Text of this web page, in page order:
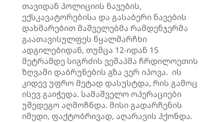
თავიდან პოლიციის ნავების,
ექსკავატორებისა და გასაბერი ნავების
დახმარებით მაშველებმა რამდენჯერმა
გაათავისულფეს წყალმარჩხი
ადგილებიდან, თუმცა 12-იდან 15
მეტრამდე სიგრძის ვეშაპმა ჩრდილოეთის
ზღვაში დაბრუნების გზა ვერ იპოვა. ის
კიდევ უფრო მეტად დასუსტდა, რის გამოც
ისევ გაიჭედა. სამაშველო ოპერაციები
უშედეგო აღმოჩნდა. მისი გადარჩენის
იმედი, ფაქტობრივად, აღარავის ჰქონდა.